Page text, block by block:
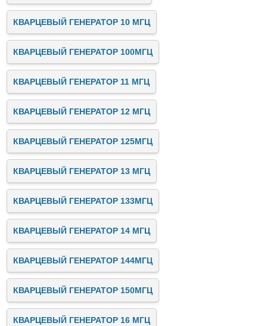
КВАРЦЕВЫЙ ГЕНЕРАТОР 10 МГЦ
КВАРЦЕВЫЙ ГЕНЕРАТОР 100МГЦ
КВАРЦЕВЫЙ ГЕНЕРАТОР 11 МГЦ
КВАРЦЕВЫЙ ГЕНЕРАТОР 12 МГЦ
КВАРЦЕВЫЙ ГЕНЕРАТОР 125МГЦ
КВАРЦЕВЫЙ ГЕНЕРАТОР 13 МГЦ
КВАРЦЕВЫЙ ГЕНЕРАТОР 133МГЦ
КВАРЦЕВЫЙ ГЕНЕРАТОР 14 МГЦ
КВАРЦЕВЫЙ ГЕНЕРАТОР 144МГЦ
КВАРЦЕВЫЙ ГЕНЕРАТОР 150МГЦ
КВАРЦЕВЫЙ ГЕНЕРАТОР 16 МГЦ